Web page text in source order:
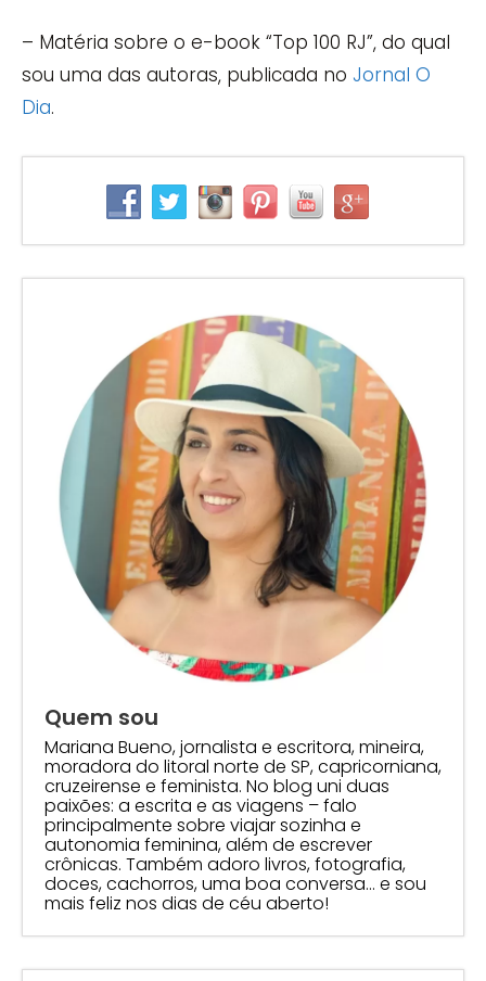
– Matéria sobre o e-book “Top 100 RJ”, do qual
sou uma das autoras, publicada no Jornal O
Dia.
Quem sou
Mariana Bueno, jornalista e escritora, mineira,
moradora do litoral norte de SP, capricorniana,
cruzeirense e feminista. No blog uni duas
paixões: a escrita e as viagens – falo
principalmente sobre viajar sozinha e
autonomia feminina, além de escrever
crônicas. Também adoro livros, fotografia,
doces, cachorros, uma boa conversa… e sou
mais feliz nos dias de céu aberto!